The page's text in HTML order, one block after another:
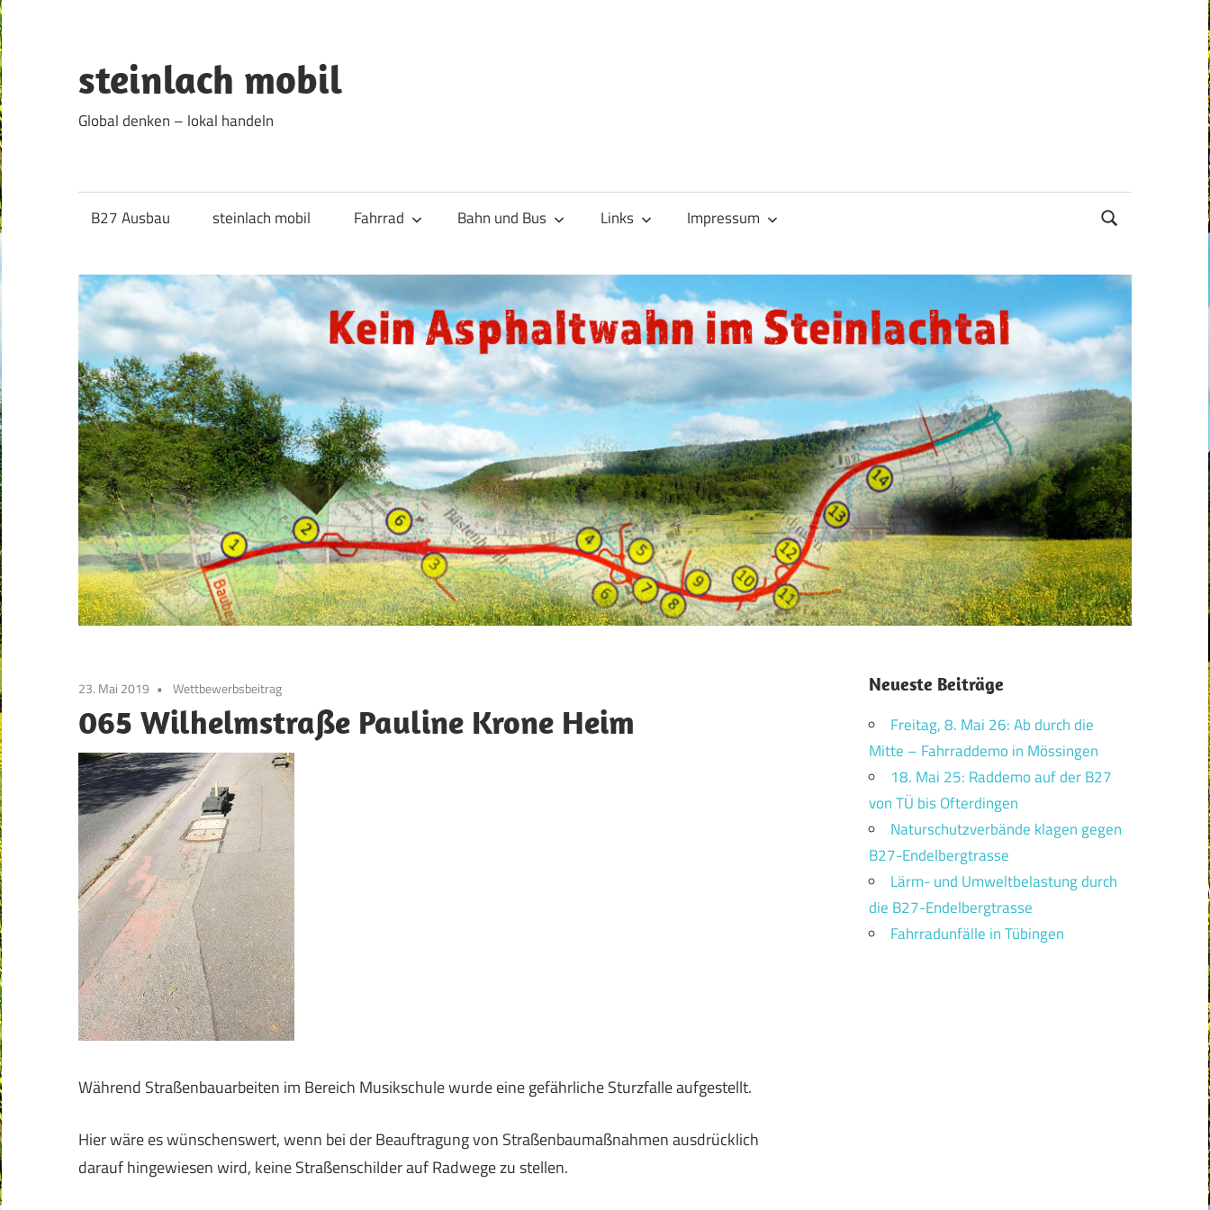
springen
steinlach mobil
Global denken – lokal handeln
B27 Ausbau steinlach mobil Fahrrad Bahn und Bus Links Impressum
23. Mai 2019 Wettbewerbsbeitrag
065 Wilhelmstraße Pauline Krone Heim
Während Straßenbauarbeiten im Bereich Musikschule wurde eine gefährliche Sturzfalle aufgestellt.
Hier wäre es wünschenswert, wenn bei der Beauftragung von Straßenbaumaßnahmen ausdrücklich
darauf hingewiesen wird, keine Straßenschilder auf Radwege zu stellen.
Neueste Beiträge
Freitag, 8. Mai 26: Ab durch die
Mitte – Fahrraddemo in Mössingen
18. Mai 25: Raddemo auf der B27
von TÜ bis Ofterdingen
Naturschutzverbände klagen gegen
B27-Endelbergtrasse
Lärm- und Umweltbelastung durch
die B27-Endelbergtrasse
Fahrradunfälle in Tübingen